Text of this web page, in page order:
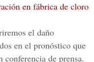
en fábrica de cloro
el daño
en el pronóstico que
de prensa.